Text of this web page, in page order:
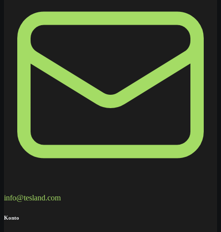
info@tesland.com
Konto